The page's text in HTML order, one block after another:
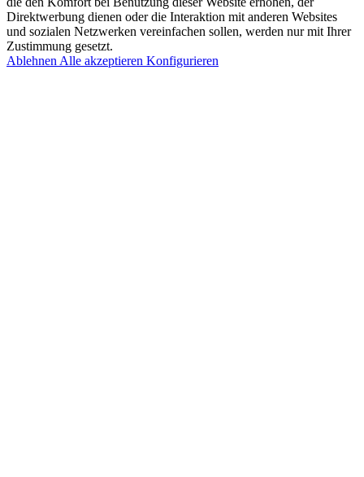
Direktwerbung dienen oder die Interaktion mit anderen Websites
und sozialen Netzwerken vereinfachen sollen, werden nur mit Ihrer
Zustimmung gesetzt.
Ablehnen Alle akzeptieren Konfigurieren